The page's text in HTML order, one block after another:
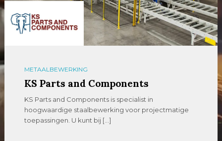
OPLAGE
54U Media
De uitgever met het hoogste bereik in de metaal
met de titels MetaalNieuws, VerspaningsNieuws […]